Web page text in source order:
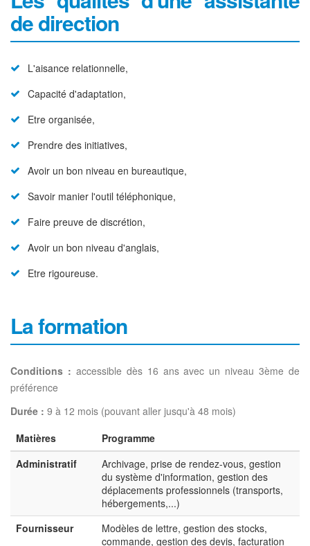
de direction
L'aisance relationnelle,
Capacité d'adaptation,
Etre organisée,
Prendre des initiatives,
Avoir un bon niveau en bureautique,
Savoir manier l'outil téléphonique,
Faire preuve de discrétion,
Avoir un bon niveau d'anglais,
Etre rigoureuse.
La formation
Conditions : accessible dès 16 ans avec un niveau 3ème de
préférence
Durée : 9 à 12 mois (pouvant aller jusqu'à 48 mois)
Matières
Programme
Administratif
Archivage, prise de rendez-vous, gestion
du système d'information, gestion des
déplacements professionnels (transports,
hébergements,...)
Fournisseur
Modèles de lettre, gestion des stocks,
commande, gestion des devis, facturation